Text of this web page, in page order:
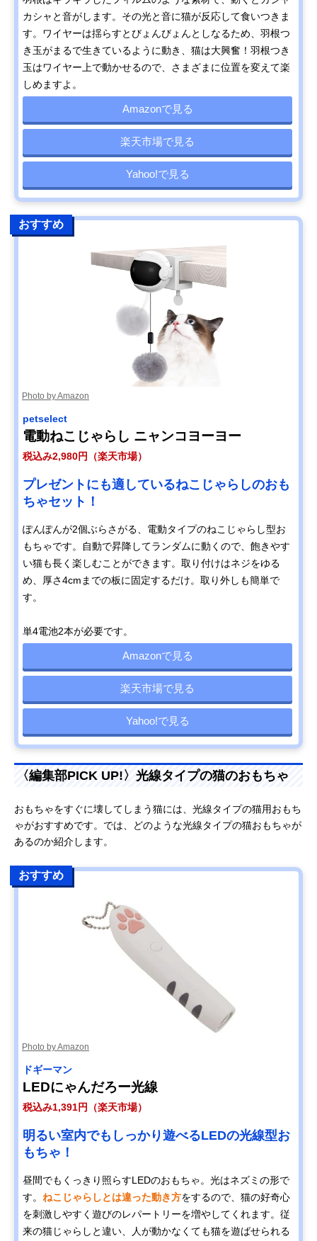
カシャと音がします。その光と音に猫が反応して食いつきま
す。ワイヤーは揺らすとびょんびょんとしなるため、羽根つ
き玉がまるで生きているように動き、猫は大興奮！羽根つき
玉はワイヤー上で動かせるので、さまざまに位置を変えて楽
しめますよ。
Amazonで見る
楽天市場で見る
Yahoo!で見る
おすすめ
Photo by Amazon
petselect
電動ねこじゃらし ニャンコヨーヨー
税込み2,980円（楽天市場）
プレゼントにも適しているねこじゃらしのおも
ちゃセット！
ぽんぽんが2個ぶらさがる、電動タイプのねこじゃらし型お
もちゃです。自動で昇降してランダムに動くので、飽きやす
い猫も長く楽しむことができます。取り付けはネジをゆる
め、厚さ4cmまでの板に固定するだけ。取り外しも簡単で
す。
単4電池2本が必要です。
Amazonで見る
楽天市場で見る
Yahoo!で見る
〈編集部PICK UP!〉光線タイプの猫のおもちゃ
おもちゃをすぐに壊してしまう猫には、光線タイプの猫用おもち
ゃがおすすめです。では、どのような光線タイプの猫おもちゃが
あるのか紹介します。
おすすめ
Photo by Amazon
ドギーマン
LEDにゃんだろー光線
税込み1,391円（楽天市場）
明るい室内でもしっかり遊べるLEDの光線型お
もちゃ！
昼間でもくっきり照らすLEDのおもちゃ。光はネズミの形で
す。 ねこじゃらしとは違った動き方をするので、猫の好奇心
を刺激しやすく遊びのレパートリーを増やしてくれます。従
来の猫じゃらしと違い、人が動かなくても猫を遊ばせられる